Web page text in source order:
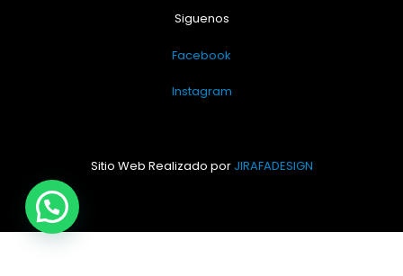
Siguenos
Facebook
Instagram
Sitio Web Realizado por JIRAFADESIGN